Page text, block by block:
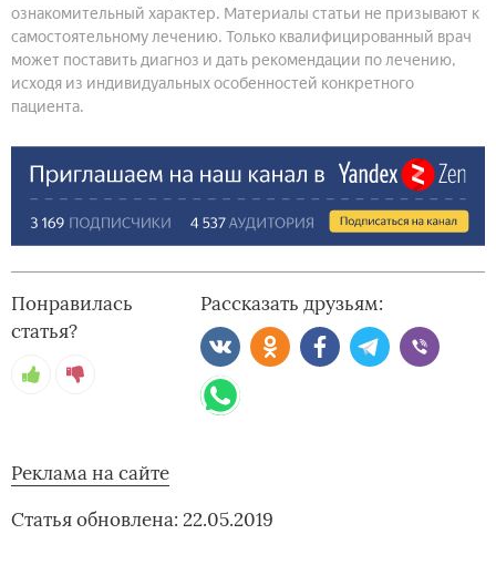
ознакомительный характер. Материалы статьи не призывают к
самостоятельному лечению. Только квалифицированный врач
может поставить диагноз и дать рекомендации по лечению,
исходя из индивидуальных особенностей конкретного
пациента.
Понравилась
статья?
Рассказать друзьям:
Реклама на сайте
Статья обновлена: 22.05.2019